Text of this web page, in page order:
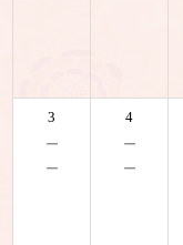
3
－
－
4
－
－